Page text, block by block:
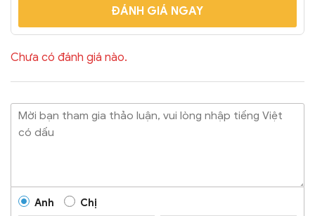
ĐÁNH GIÁ NGAY
Chưa có đánh giá nào.
Anh Chị